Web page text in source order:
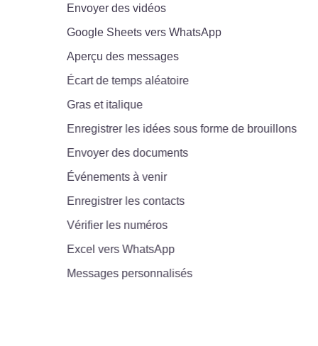
Envoyer des vidéos
Google Sheets vers WhatsApp
Aperçu des messages
Écart de temps aléatoire
Gras et italique
Enregistrer les idées sous forme de brouillons
Envoyer des documents
Événements à venir
Enregistrer les contacts
Vérifier les numéros
Excel vers WhatsApp
Messages personnalisés